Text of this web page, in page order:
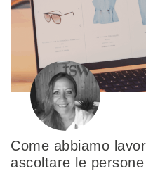
Come abbiamo
ascoltare le